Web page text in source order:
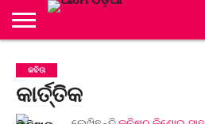
ପୃଷ୍ଠା
ବିଭାଗ
ସଂକଳନ
ଲେଖିକା/
ଲେଖକ
ମଣ୍ଡଳୀ
ନିୟମାବଳୀ
ସମ୍ପାଦକୀୟ
ମଣ୍ଡଳୀ
ବିଜ୍ଞାପନ
ଯୋଗାଯୋଗ
କବିତା
କାର୍ତ୍ତିକ